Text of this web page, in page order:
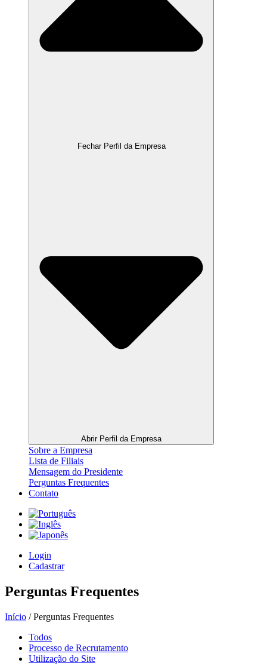
Fechar Perfil da Empresa
Abrir Perfil da Empresa
Sobre a Empresa
Lista de Filiais
Mensagem do Presidente
Perguntas Frequentes
Contato
Login
Cadastrar
Perguntas Frequentes
Início / Perguntas Frequentes
Todos
Processo de Recrutamento
Utilização do Site